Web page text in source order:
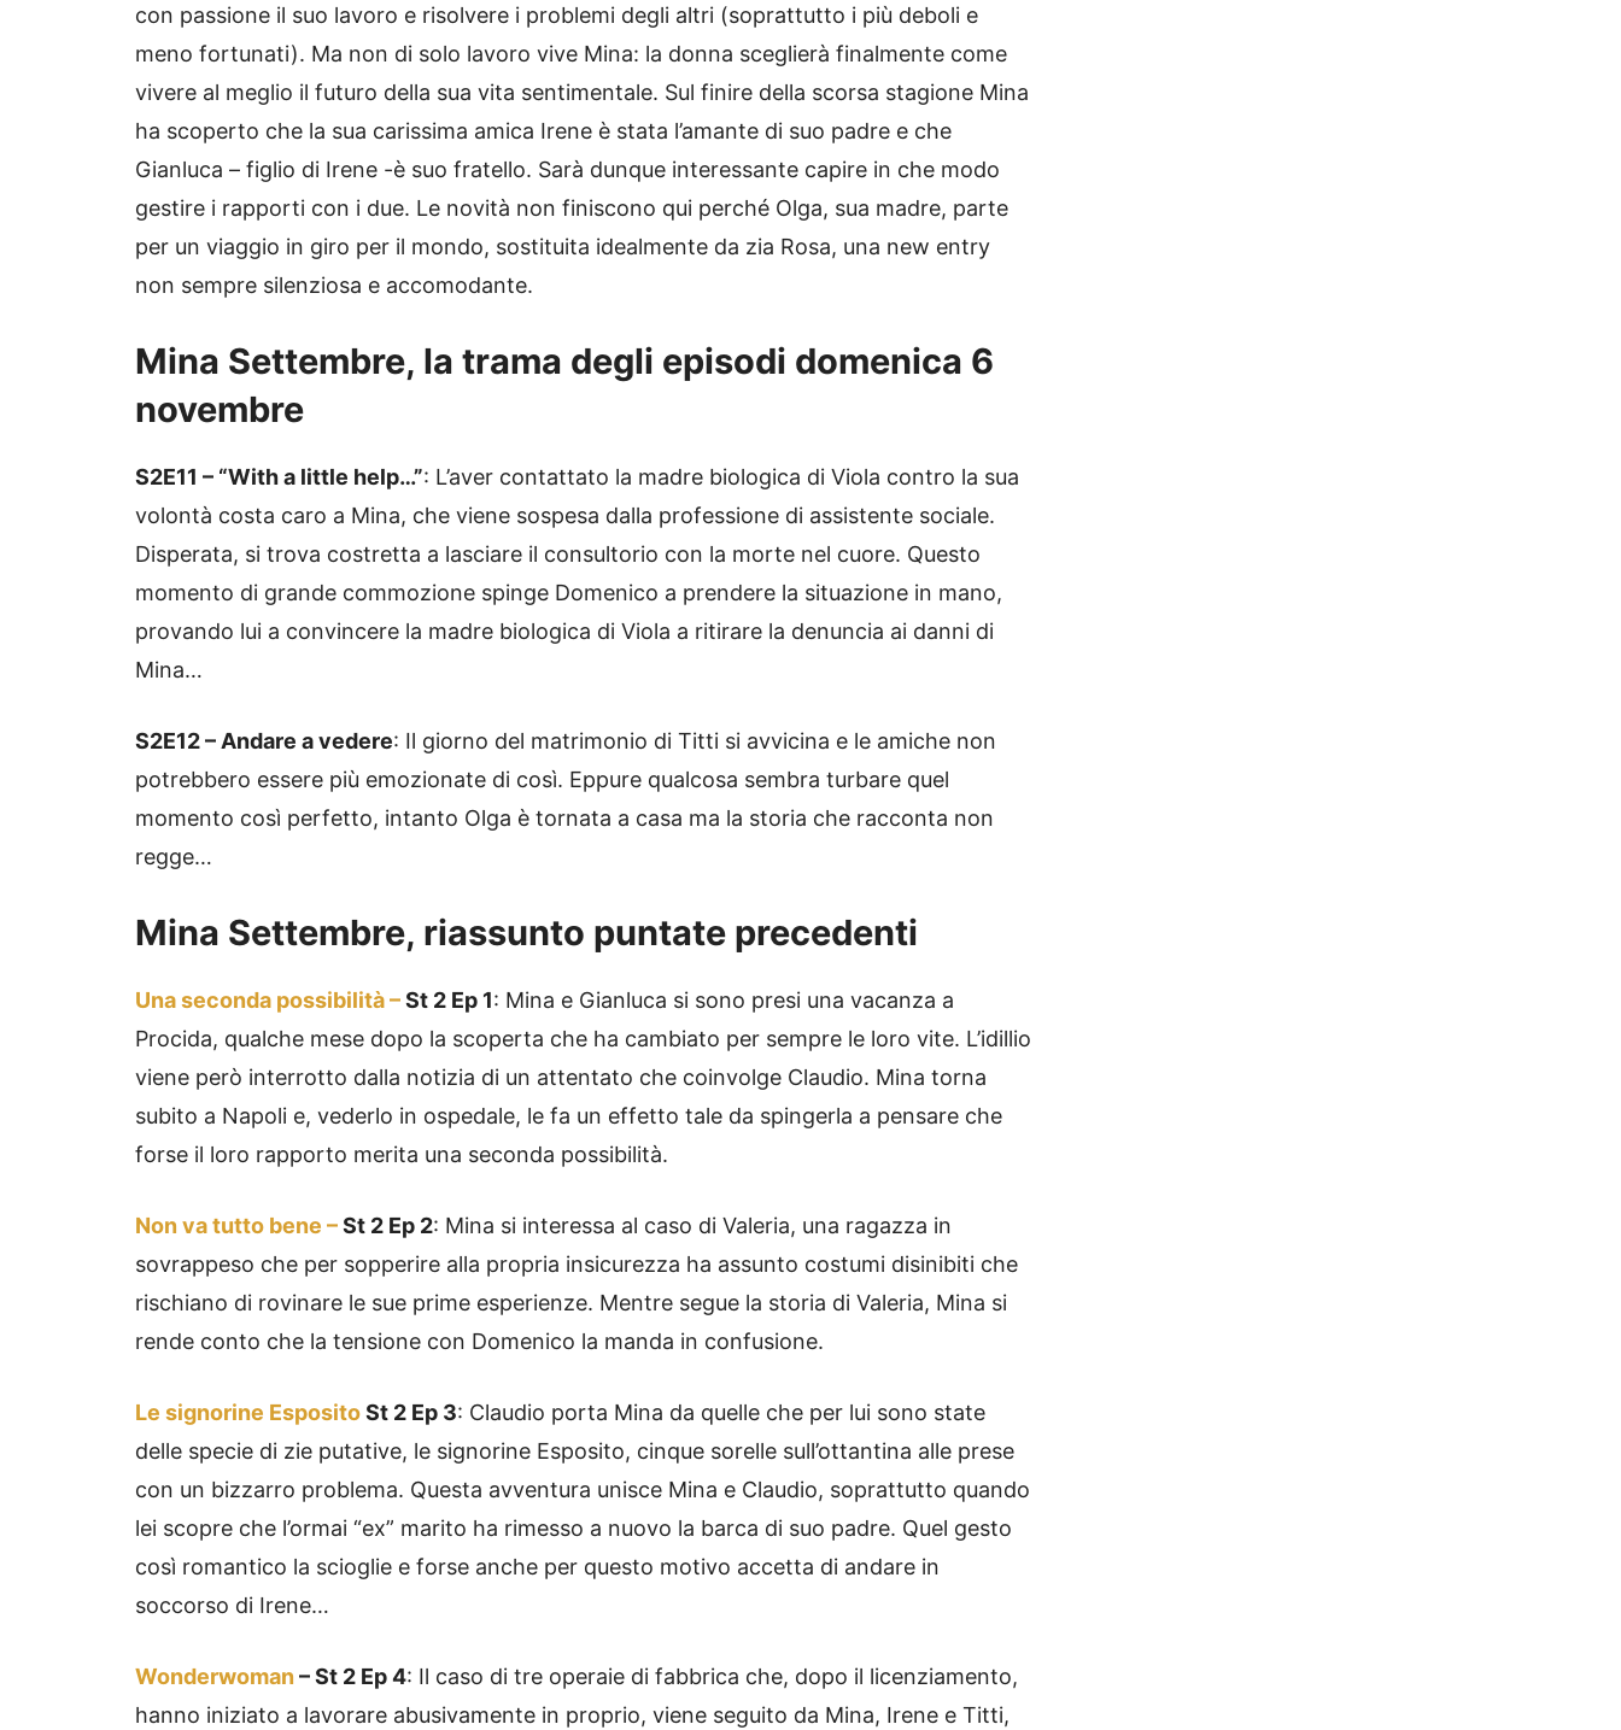
con passione il suo lavoro e risolvere i problemi degli altri (soprattutto i più deboli e
meno fortunati). Ma non di solo lavoro vive Mina: la donna sceglierà finalmente come
vivere al meglio il futuro della sua vita sentimentale. Sul finire della scorsa stagione Mina
ha scoperto che la sua carissima amica Irene è stata l’amante di suo padre e che
Gianluca – figlio di Irene -è suo fratello. Sarà dunque interessante capire in che modo
gestire i rapporti con i due. Le novità non finiscono qui perché Olga, sua madre, parte
per un viaggio in giro per il mondo, sostituita idealmente da zia Rosa, una new entry
non sempre silenziosa e accomodante.
Mina Settembre, la trama degli episodi domenica 6
novembre
S2E11 – “With a little help…”: L’aver contattato la madre biologica di Viola contro la sua
volontà costa caro a Mina, che viene sospesa dalla professione di assistente sociale.
Disperata, si trova costretta a lasciare il consultorio con la morte nel cuore. Questo
momento di grande commozione spinge Domenico a prendere la situazione in mano,
provando lui a convincere la madre biologica di Viola a ritirare la denuncia ai danni di
Mina…
S2E12 – Andare a vedere: Il giorno del matrimonio di Titti si avvicina e le amiche non
potrebbero essere più emozionate di così. Eppure qualcosa sembra turbare quel
momento così perfetto, intanto Olga è tornata a casa ma la storia che racconta non
regge…
Mina Settembre, riassunto puntate precedenti
Una seconda possibilità –St 2 Ep 1: Mina e Gianluca si sono presi una vacanza a
Procida, qualche mese dopo la scoperta che ha cambiato per sempre le loro vite. L’idillio
viene però interrotto dalla notizia di un attentato che coinvolge Claudio. Mina torna
subito a Napoli e, vederlo in ospedale, le fa un effetto tale da spingerla a pensare che
forse il loro rapporto merita una seconda possibilità.
Non va tutto bene –St 2 Ep 2: Mina si interessa al caso di Valeria, una ragazza in
sovrappeso che per sopperire alla propria insicurezza ha assunto costumi disinibiti che
rischiano di rovinare le sue prime esperienze. Mentre segue la storia di Valeria, Mina si
rende conto che la tensione con Domenico la manda in confusione.
Le signorine EspositoSt 2 Ep 3: Claudio porta Mina da quelle che per lui sono state
delle specie di zie putative, le signorine Esposito, cinque sorelle sull’ottantina alle prese
con un bizzarro problema. Questa avventura unisce Mina e Claudio, soprattutto quando
lei scopre che l’ormai “ex” marito ha rimesso a nuovo la barca di suo padre. Quel gesto
così romantico la scioglie e forse anche per questo motivo accetta di andare in
soccorso di Irene…
Wonderwoman– St 2 Ep 4: Il caso di tre operaie di fabbrica che, dopo il licenziamento,
hanno iniziato a lavorare abusivamente in proprio, viene seguito da Mina, Irene e Titti,